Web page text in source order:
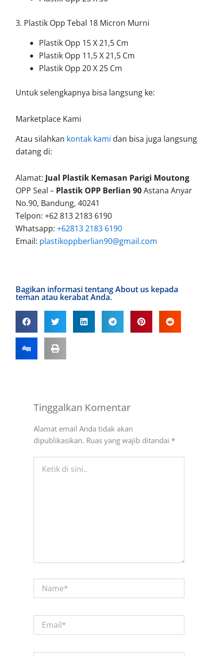
3. Plastik Opp Tebal 18 Micron Murni
Plastik Opp 15 X 21,5 Cm
Plastik Opp 11,5 X 21,5 Cm
Plastik Opp 20 X 25 Cm
Untuk selengkapnya bisa langsung ke:
Marketplace Kami
Atau silahkan kontak kami dan bisa juga langsung
datang di:
Alamat: Jual Plastik Kemasan Parigi Moutong
OPP Seal – Plastik OPP Berlian 90Astana Anyar
No.90, Bandung, 40241
Telpon: +62 813 2183 6190
Whatsapp:+62813 2183 6190
Email: plastikoppberlian90@gmail.com
Bagikan informasi tentang About us kepada
teman atau kerabat Anda.
Tinggalkan Komentar
Alamat email Anda tidak akan
dipublikasikan. Ruas yang wajib ditandai *